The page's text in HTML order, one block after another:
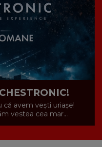
avem vești uriașe!
vestea cea mar...